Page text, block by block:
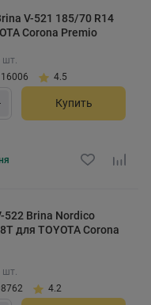
V-521 185/70 R14
Corona Premio
шт.
4.5
Купить
Brina Nordico
для TOYOTA Corona
шт.
4.2